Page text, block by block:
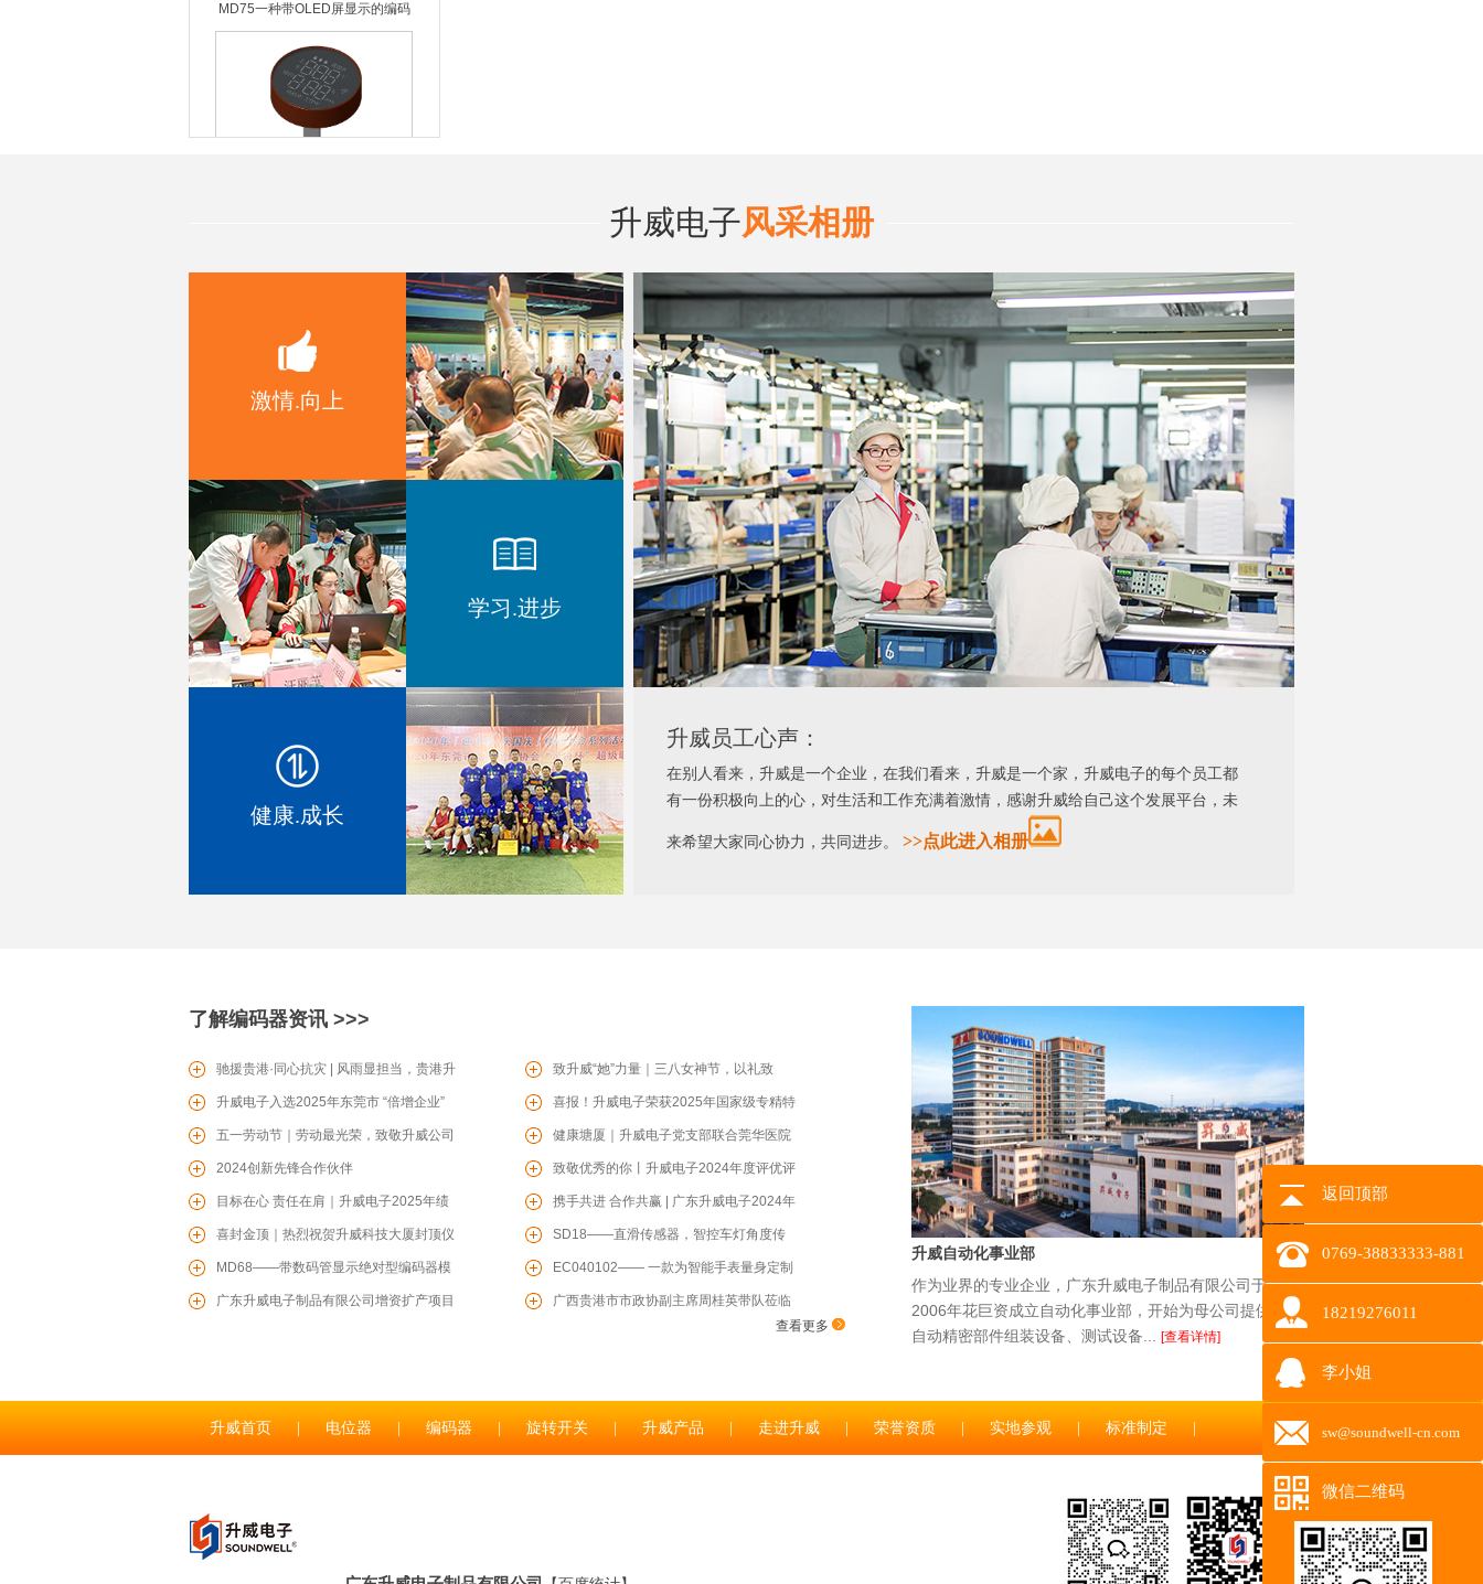
器模组
MD52带OLED显示旋钮模组
EC1604 增量型编码器
SV0601滑动型电位器
RS1706塑胶轴旋转多路开关
升威电子风采相册
激情.向上
学习.进步
健康.成长
升威员工心声：
在别人看来，升威是一个企业，在我们看来，升威是一个家，升威电子的每个员工都
有一份积极向上的心，对生活和工作充满着激情，感谢升威给自己这个发展平台，未
来希望大家同心协力，共同进步。 >>点此进入相册
了解编码器资讯 >>>
驰援贵港·同心抗灾 | 风雨显担当，贵港升
威爱心驰援贵港防汛一线
致升威“她”力量｜三八女神节，以礼致
暖，共赴芳华
升威电子入选2025年东莞市 “倍增企业”
名单
喜报！升威电子荣获2025年国家级专精特
新“小巨人”企业
五一劳动节｜劳动最光荣，致敬升威公司
每一位辛勤的劳动者！
健康塘厦｜升威电子党支部联合莞华医院
党支部开展“两企三新”党建联学共建、健
康联盟活动
2024创新先锋合作伙伴 致敬优秀的你丨升威电子2024年度评优评
先表彰大会圆满举行
目标在心 责任在肩｜升威电子2025年绩
效目标责任书签约仪式圆满召开
携手共进 合作共赢 | 广东升威电子2024年
度供应商赋能培训会圆满成功
喜封金顶｜热烈祝贺升威科技大厦封顶仪
式圆满举行
SD18——直滑传感器，智控车灯角度传
感器，为您保驾护航
MD68——带数码管显示绝对型编码器模
组
EC040102—— 一款为智能手表量身定制
的增量型编码器
广东升威电子制品有限公司增资扩产项目 广西贵港市市政协副主席周桂英带队莅临
查看更多
升威自动化事业部
作为业界的专业企业，广东升威电子制品有限公司于
2006年花巨资成立自动化事业部，开始为母公司提供全
自动精密部件组装设备、测试设备...
[查看详情]
返回顶部
0769-38833333-881
18219276011
李小姐
sw@soundwell-cn.com
微信二维码
升威首页 电位器 编码器 旋转开关 升威产品 走进升威 荣誉资质 实地参观 标准制定